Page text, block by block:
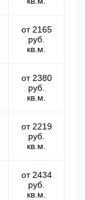
от 2165
руб.
кв.м.
от 2380
руб.
кв.м.
от 2219
руб.
кв.м.
от 2434
руб.
кв.м.